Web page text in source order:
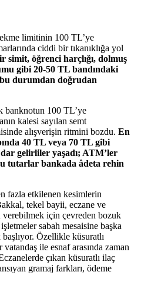
limitinin 100 TL’ye
ciddi bir tıkanıklığa yol
simit, öğrenci harçlığı, dolmuş
gibi 20-50 TL bandındaki
durumdan doğrudan
banknotun 100 TL’ye
kalesi sayılan semt
alışverişin ritmini bozdu. En
40 TL veya 70 TL gibi
gelirliler yaşadı; ATM’ler
tutarlar bankada âdeta rehin
fazla etkilenen kesimlerin
tekel bayii, eczane ve
verebilmek için çevreden bozuk
sabah mesaisine başka
Özellikle küsuratlı
vatandaş ile esnaf arasında zaman
çıkan küsuratlı ilaç
gramaj farkları, ödeme